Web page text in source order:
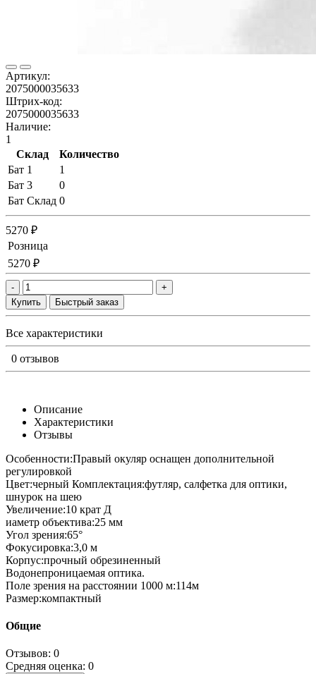
Артикул:
2075000035633
Штрих-код:
2075000035633
Наличие:
1
Склад
Количество
Бат 1
1
Бат 3
0
Бат Склад 0
5270 ₽
Розница
5270 ₽
-
+
Купить
Быстрый заказ
Все характеристики
0 отзывов
Описание
Характеристики
Отзывы
Особенности:Правый окуляр оснащен дополнительной
регулировкой
Цвет:черный Комплектация:футляр, салфетка для оптики,
шнурок на шею
Увеличение:10 крат Д
иаметр объектива:25 мм
Угол зрения:65°
Фокусировка:3,0 м
Корпус:прочный обрезиненный
Водонепроницаемая оптика.
Поле зрения на расстоянии 1000 м:114м
Размер:компактный
Общие
Отзывов: 0
Средняя оценка: 0